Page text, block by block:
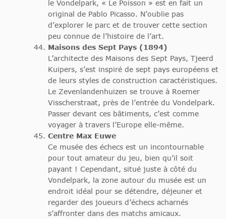
le Vondelpark, « Le Poisson » est en fait un
original de Pablo Picasso. N’oublie pas
d’explorer le parc et de trouver cette section
peu connue de l’histoire de l’art.
Maisons des Sept Pays (1894)
L’architecte des Maisons des Sept Pays, Tjeerd
Kuipers, s’est inspiré de sept pays européens et
de leurs styles de construction caractéristiques.
Le Zevenlandenhuizen se trouve à Roemer
Visscherstraat, près de l’entrée du Vondelpark.
Passer devant ces bâtiments, c’est comme
voyager à travers l’Europe elle-même.
Centre Max Euwe
Ce musée des échecs est un incontournable
pour tout amateur du jeu, bien qu’il soit
payant ! Cependant, situé juste à côté du
Vondelpark, la zone autour du musée est un
endroit idéal pour se détendre, déjeuner et
regarder des joueurs d’échecs acharnés
s’affronter dans des matchs amicaux.